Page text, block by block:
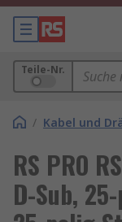
Teile-Nr.
/ Kabel und
RS PRO
D-Sub,